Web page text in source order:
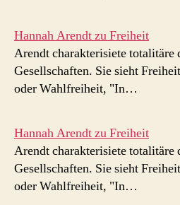
Hannah Arendt zu Freiheit
Arendt charakterisiete totalitäre
Gesellschaften. Sie sieht
oder Wahlfreiheit, "In…
Hannah Arendt zu Freiheit
Arendt charakterisiete totalitäre
Gesellschaften. Sie sieht
oder Wahlfreiheit, "In…